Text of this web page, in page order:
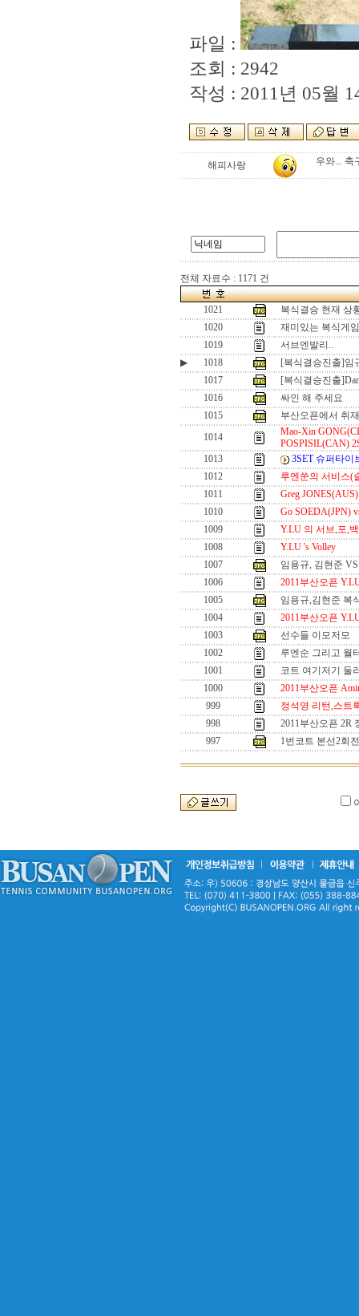
파일 :
조회 : 2942
작성 : 2011년 05월
해피사랑 우와... 축
전체 자료수 : 1171 건
1021
복식결승 현재 상
1020
재미있는 복식게임
1019
서브엔발리..
▶
1018
[복식결승진출]임
1017
[복식결승진출
1016
싸인 해 주세요
1015
부산오픈에서 취
1014
Mao-Xin
POSPISIL(CAN)
1013
3SET 슈퍼타이
1012
루엔쑨의 서비스(
1011
Greg
1010
Go SOEDA(JPN)
1009
Y.LU 의 서브,포,
1008
Y.LU 's Volley
1007
임용규, 김현준
1006
2011부산오픈
1005
임용규,김현준 복
1004
2011부산오픈
1003
선수들 이모저모
1002
루엔순 그리고 월
1001
코트 여기저기 둘
1000
2011부산오픈
999
정석영 리턴,스트
998
2011부산오픈 2R
997
1번코트 본선2회